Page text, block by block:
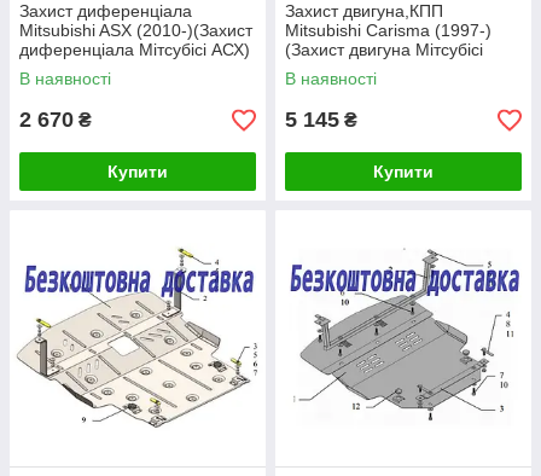
Захист диференціала
Mitsubishi ASX (2010-)(Захист
диференціала Мітсубісі АСХ)
Полігон-авто
В наявності
2 670 ₴
Купити
Захист двигуна,КПП
Mitsubishi Carisma (1997-)
(Захист двигуна Мітсубісі
Карізма) Полігон-авто
В наявності
5 145 ₴
Купити